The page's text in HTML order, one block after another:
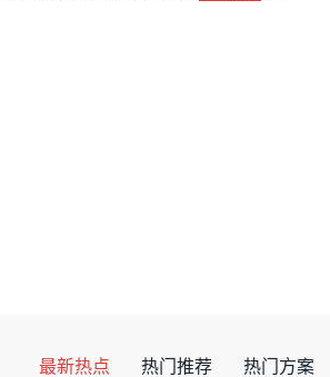
最新热点 热门推荐 热门方案